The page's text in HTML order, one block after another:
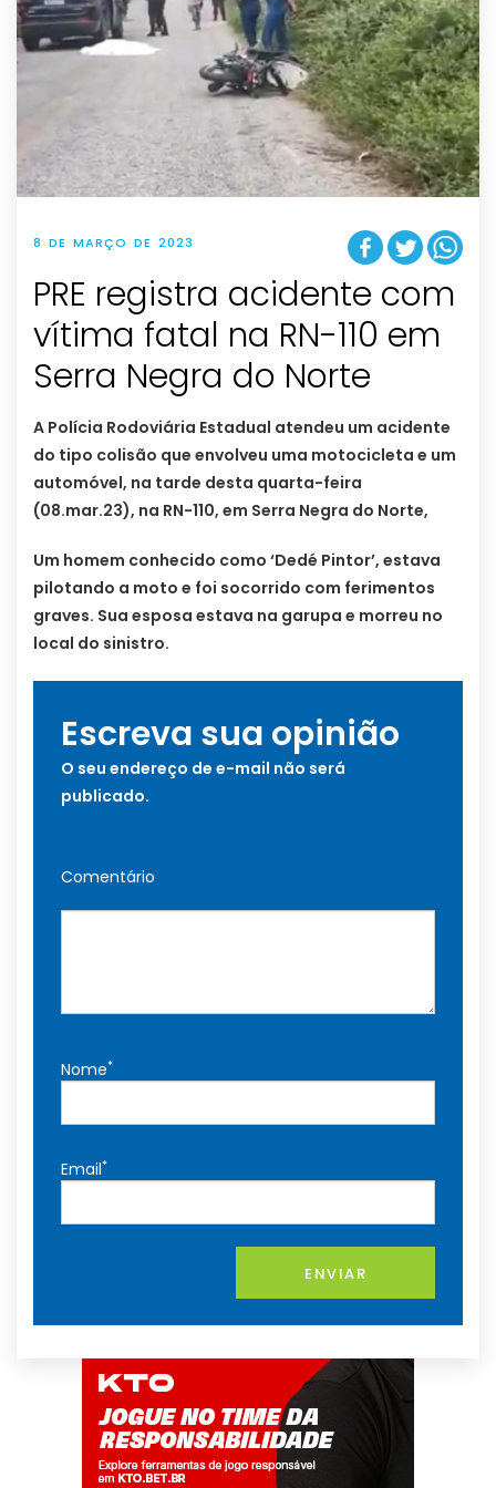
8 DE MARÇO DE 2023
PRE registra acidente com
vítima fatal na RN-110 em
Serra Negra do Norte
A Polícia Rodoviária Estadual atendeu um acidente
do tipo colisão que envolveu uma motocicleta e um
automóvel, na tarde desta quarta-feira
(08.mar.23), na RN-110, em Serra Negra do Norte,
Um homem conhecido como ‘Dedé Pintor’, estava
pilotando a moto e foi socorrido com ferimentos
graves. Sua esposa estava na garupa e morreu no
local do sinistro.
Escreva sua opinião
O seu endereço de e-mail não será
publicado.
Comentário
Nome*
Email*
ENVIAR